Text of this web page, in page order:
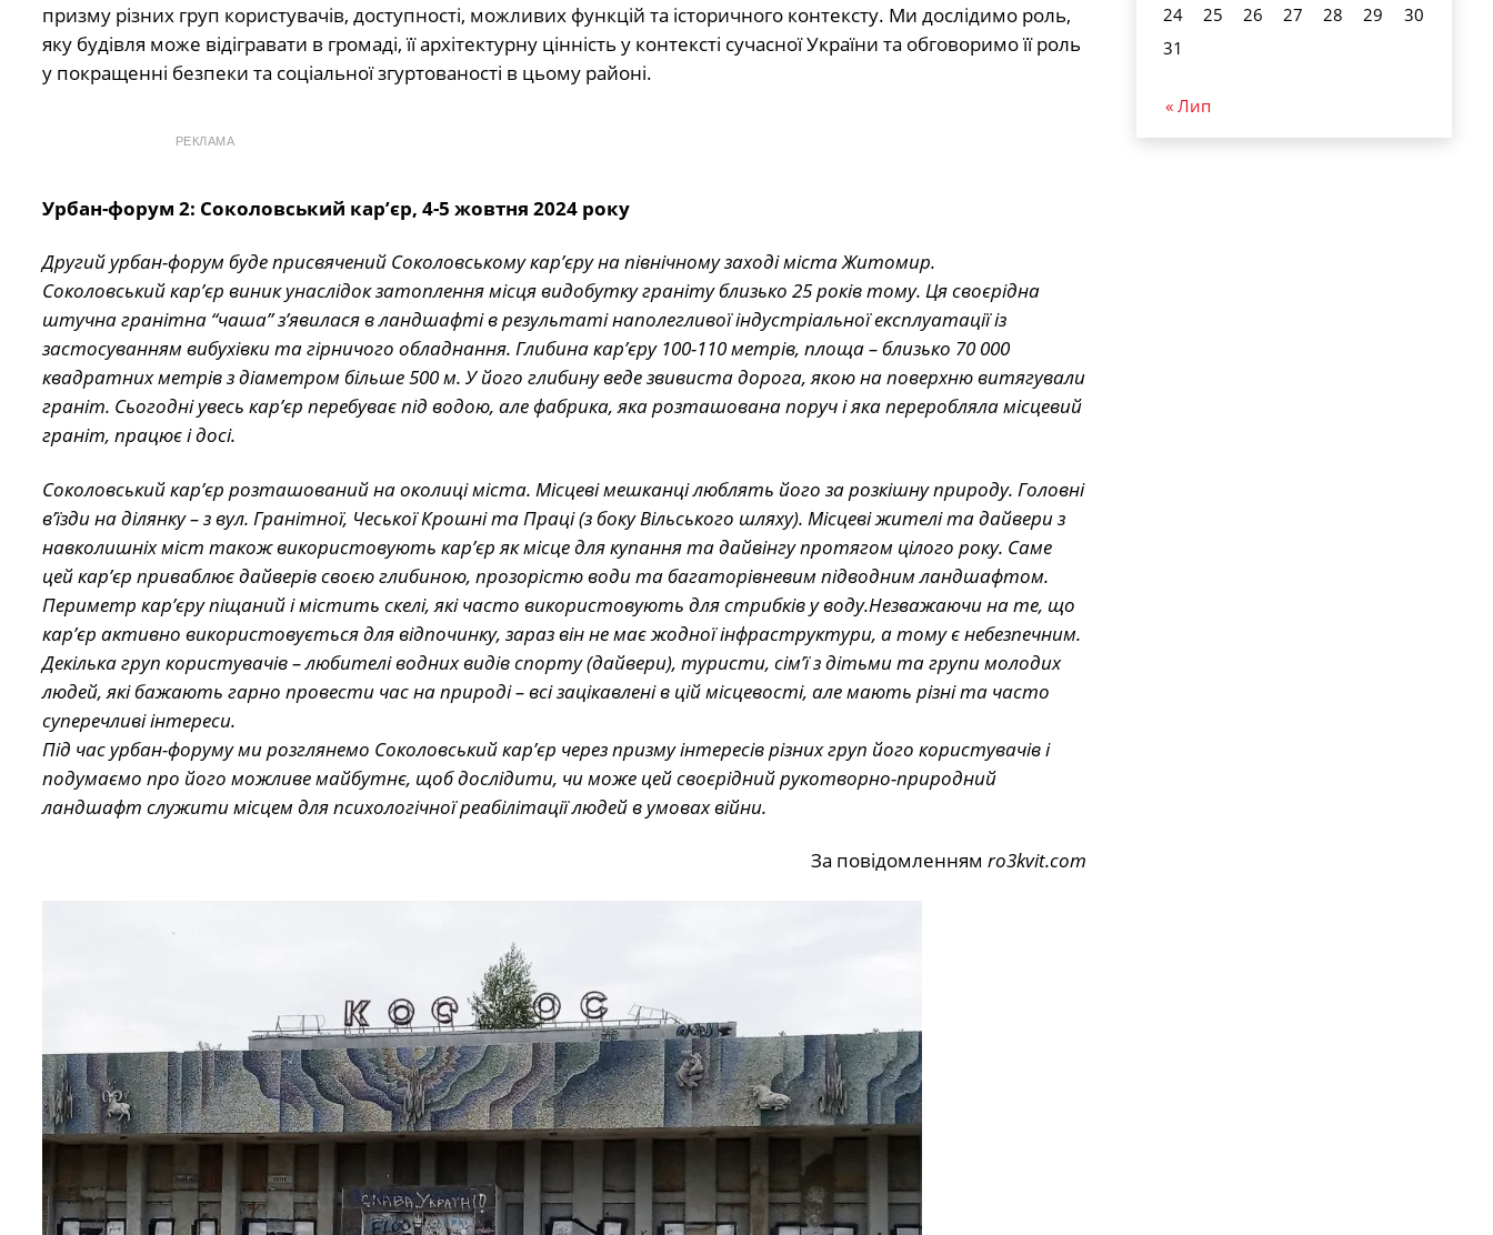
призму різних груп користувачів, доступності, можливих функцій та історичного контексту. Ми дослідимо роль,
яку будівля може відігравати в громаді, її архітектурну цінність у контексті сучасної України та обговоримо її роль
у покращенні безпеки та соціальної згуртованості в цьому районі.
РЕКЛАМА
Урбан-форум 2: Соколовський кар’єр, 4-5 жовтня 2024 року
Другий урбан-форум буде присвячений Соколовському кар’єру на північному заході міста Житомир.
Соколовський кар’єр виник унаслідок затоплення місця видобутку граніту близько 25 років тому. Ця своєрідна
штучна гранітна “чаша” з’явилася в ландшафті в результаті наполегливої індустріальної ​​експлуатації із
застосуванням вибухівки та гірничого обладнання. Глибина карʼєру 100-110 метрів, площа – близько 70 000
квадратних метрів з діаметром більше 500 м. У його глибину веде звивиста дорога, якою на поверхню витягували
граніт. Сьогодні увесь карʼєр перебуває під водою, але фабрика, яка розташована поруч і яка переробляла місцевий
граніт, працює і досі.
Соколовський кар’єр розташований на околиці міста. Місцеві мешканці люблять його за розкішну природу. Головні
в’їзди на ділянку – з вул. Гранітної, Чеської Крошні та Праці (з боку Вільського шляху). Місцеві жителі та дайвери з
навколишніх міст також використовують карʼєр як місце для купання та дайвінгу протягом цілого року. Саме
цей кар’єр приваблює дайверів своєю глибиною, прозорістю води та багаторівневим підводним ландшафтом.
Периметр кар’єру піщаний і містить скелі, які часто використовують для стрибків у воду.Незважаючи на те, що
кар’єр активно використовується для відпочинку, зараз він не має жодної інфраструктури, а тому є небезпечним.
Декілька груп користувачів – любителі водних видів спорту (дайвери), туристи, сімʼї з дітьми та групи молодих
людей, які бажають гарно провести час на природі – всі зацікавлені в цій місцевості, але мають різні та часто
суперечливі інтереси.
Під час урбан-форуму ми розглянемо Соколовський кар’єр через призму інтересів різних груп його користувачів і
подумаємо про його можливе майбутнє, щоб дослідити, чи може цей своєрідний рукотворно-природний
ландшафт служити місцем для психологічної реабілітації людей в умовах війни.
За повідомленням ro3kvit.com
24
25 26 27 28 29
30
31
« Лип